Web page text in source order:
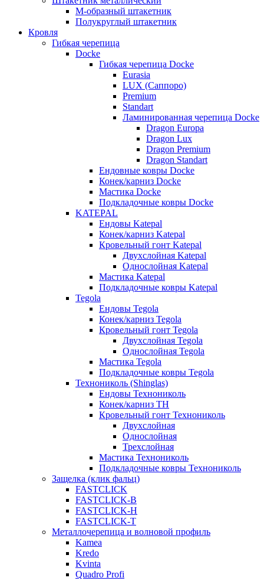
М-образный штакетник
Полукруглый штакетник
Кровля
Гибкая черепица
Docke
Гибкая черепица Docke
Eurasia
LUX (Саппоро)
Premium
Standart
Ламинированная черепица Docke
Dragon Europa
Dragon Lux
Dragon Premium
Dragon Standart
Ендовные ковры Docke
Конек/карниз Docke
Мастика Docke
Подкладочные ковры Docke
KATEPAL
Ендовы Katepal
Конек/карниз Katepal
Кровельный гонт Katepal
Двухслойная Katepal
Однослойная Katepal
Мастика Katepal
Подкладочные ковры Katepal
Tegola
Ендовы Tegola
Конек/карниз Tegola
Кровельный гонт Tegola
Двухслойная Tegola
Однослойная Tegola
Мастика Tegola
Подкладочные ковры Tegola
Технониколь (Shinglas)
Ендовы Технониколь
Конек/карниз ТН
Кровельный гонт Технониколь
Двухслойная
Однослойная
Трехслойная
Мастика Технониколь
Подкладочные ковры Технониколь
Защелка (клик фальц)
FASTCLICK
FASTCLICK-B
FASTCLICK-H
FASTCLICK-T
Металлочерепица и волновой профиль
Kamea
Kredo
Kvinta
Quadro Profi